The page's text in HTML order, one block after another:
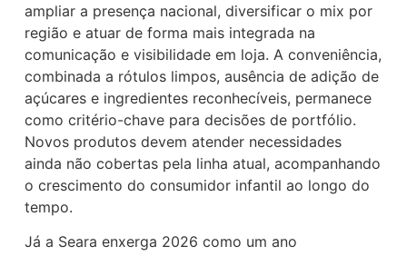
ampliar a presença nacional, diversificar o mix por
região e atuar de forma mais integrada na
comunicação e visibilidade em loja. A conveniência,
combinada a rótulos limpos, ausência de adição de
açúcares e ingredientes reconhecíveis, permanece
como critério-chave para decisões de portfólio.
Novos produtos devem atender necessidades
ainda não cobertas pela linha atual, acompanhando
o crescimento do consumidor infantil ao longo do
tempo.
Já a Seara enxerga 2026 como um ano